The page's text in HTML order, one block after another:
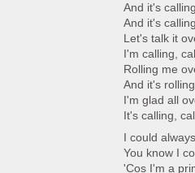
And it's
And it's
Let's talk it
I'm calling,
Rolling me
And it's
I'm glad all
It's calling,
I could
You know I
'Cos I'm a